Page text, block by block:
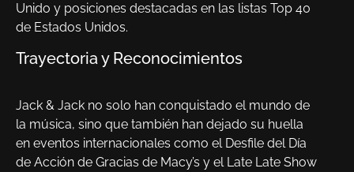
Unido y posiciones destacadas en las listas Top 40
de Estados Unidos.
Trayectoria y Reconocimientos
Jack & Jack no solo han conquistado el mundo de
la música, sino que también han dejado su huella
en eventos internacionales como el Desfile del Día
de Acción de Gracias de Macy’s y el Late Late Show